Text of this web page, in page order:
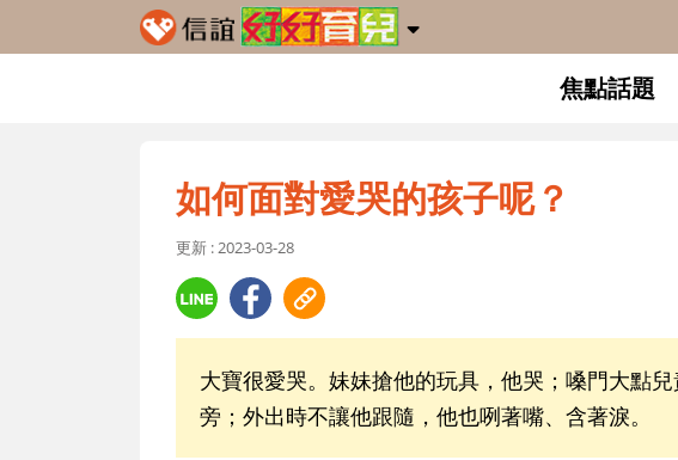
焦點話題
如何面對愛哭的孩子呢？
更新 : 2023-03-28
大寶很愛哭。妹妹搶他的玩具，他哭；嗓門大點
旁；外出時不讓他跟隨，他也咧著嘴、含著淚。